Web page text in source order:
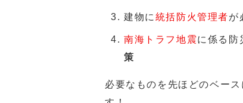
建物に 統括防火管理者が
南海トラフ地震に係る防
策
必要なものを先ほどのベー